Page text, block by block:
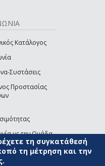
Κατάλογος
Συστάσεις
Προστασίας
με την Ομάδα
του site(link sends e-mail)
τη συγκατάθεσή
τη μέτρηση και την